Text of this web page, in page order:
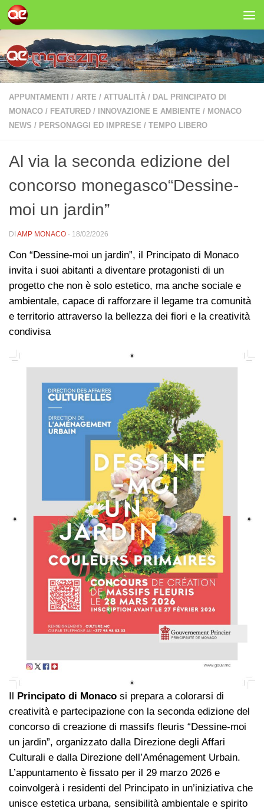
Salta al contenuto
APPUNTAMENTI / ARTE / ATTUALITÀ / DAL PRINCIPATO DI
MONACO / FEATURED / INNOVAZIONE E AMBIENTE / MONACO
NEWS / PERSONAGGI ED IMPRESE / TEMPO LIBERO
Al via la seconda edizione del
concorso monegasco“Dessine-
moi un jardin”
DI AMP MONACO · 18/02/2026
Con “Dessine-moi un jardin”, il Principato di Monaco
invita i suoi abitanti a diventare protagonisti di un
progetto che non è solo estetico, ma anche sociale e
ambientale, capace di rafforzare il legame tra comunità
e territorio attraverso la bellezza dei fiori e la creatività
condivisa
Il Principato di Monaco si prepara a colorarsi di
creatività e partecipazione con la seconda edizione del
concorso di creazione di massifs fleuris “Dessine-moi
un jardin”, organizzato dalla Direzione degli Affari
Culturali e dalla Direzione dell’Aménagement Urbain.
L’appuntamento è fissato per il 29 marzo 2026 e
coinvolgerà i residenti del Principato in un’iniziativa che
unisce estetica urbana, sensibilità ambientale e spirito